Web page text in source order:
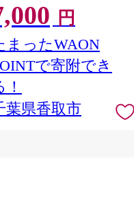
5kg ごはん こめ コメ はく
い お米マイスター 厳選 予
白飯 ※ okome kome おむ
おにぎり 国産 飯 おこめ
寄せ 弁当 家計応援 千葉
産 R8 2026年 産 千葉 千葉
香取市
円
まったWAON
で寄附でき
！
葉県香取市